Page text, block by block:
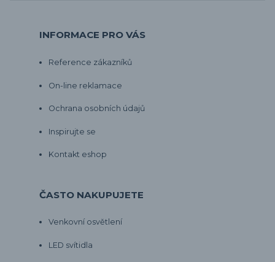
INFORMACE PRO VÁS
Reference zákazníků
On-line reklamace
Ochrana osobních údajů
Inspirujte se
Kontakt eshop
ČASTO NAKUPUJETE
Venkovní osvětlení
LED svítidla